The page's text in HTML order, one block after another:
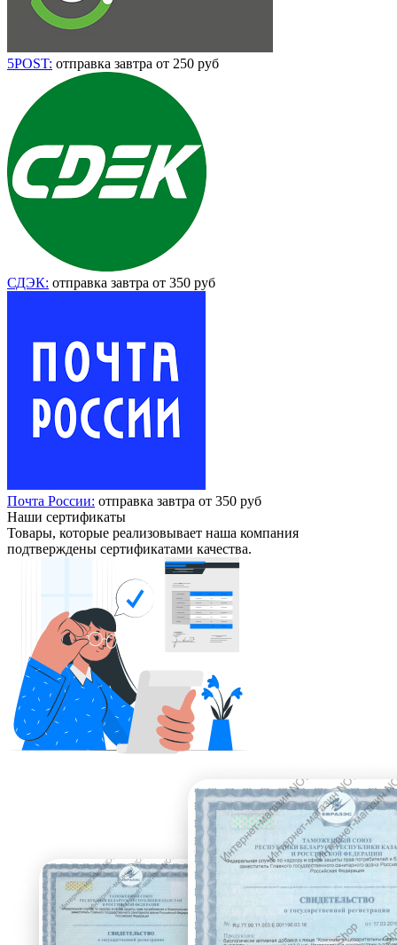
5POST: отправка завтра от 250 руб
СДЭК: отправка завтра от 350 руб
Почта России: отправка завтра от 350 руб
Наши сертификаты
Товары, которые реализовывает наша компания
подтверждены сертификатами качества.